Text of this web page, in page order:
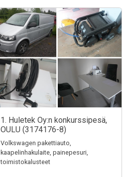
1. Huletek Oy:n konkurssipesä,
OULU (3174176-8)
Volkswagen pakettiauto,
kaapelinhakulaite, painepesuri,
toimistokalusteet